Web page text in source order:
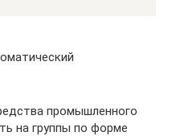
промышленного
на группы по форме